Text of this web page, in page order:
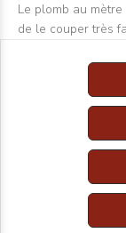
Le plomb au
de le couper très